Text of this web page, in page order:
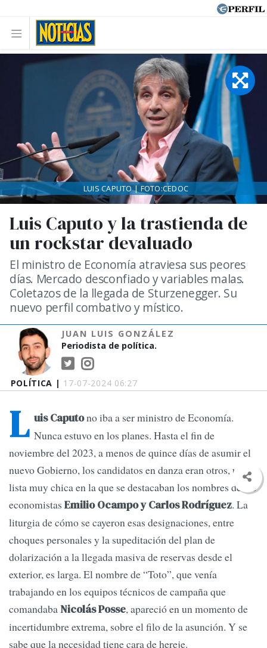
POLÍTICA | 17-07-2024 06:27
Luis Caputo y la trastienda de
un rockstar devaluado
El ministro de Economía atraviesa sus peores
días. Mercado desconfiado y variables malas.
Coletazos de la llegada de Sturzenegger. Su
nuevo perfil combativo y místico.
JUAN LUIS GONZÁLEZ
Periodista de política.
LUIS CAPUTO | FOTO:CEDOC
L uis Caputono iba a ser ministro de Economía.
Nunca estuvo en los planes. Hasta el fin de
noviembre del 2023, a menos de quince días de asumir el
nuevo Gobierno, los candidatos en danza eran otros, una
lista muy chica en la que se destacaban los nombres de los
economistas Emilio Ocampo y Carlos Rodríguez. La
liturgia de cómo se cayeron esas designaciones, entre
choques personales y la supeditación del plan de
dolarización a la llegada masiva de reservas desde el
exterior, es larga. El nombre de “Toto”, que venía
trabajando en los equipos técnicos de campaña que
comandabaNicolás Posse, apareció en un momento de
incertidumbre extrema, sobre el filo de la asunción. Y se
sabe que la necesidad tiene cara de hereje.